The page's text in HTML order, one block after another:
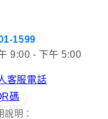
1599
9:00 - 下午 5:00
客服電話
明：